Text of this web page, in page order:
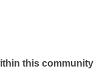
this community